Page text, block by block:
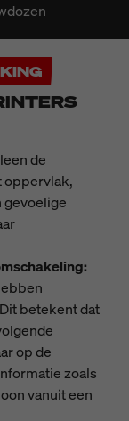
de
oppervlak,
gevoelige
betekent dat
op de
zoals
vanuit een